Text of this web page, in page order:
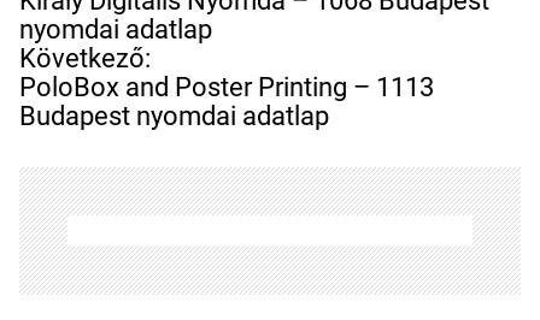
j
e
g
y
z
é
s
n
a
v
nyomdai adatlap
Következő:
PoloBox and Poster Printing – 1113
Budapest nyomdai adatlap